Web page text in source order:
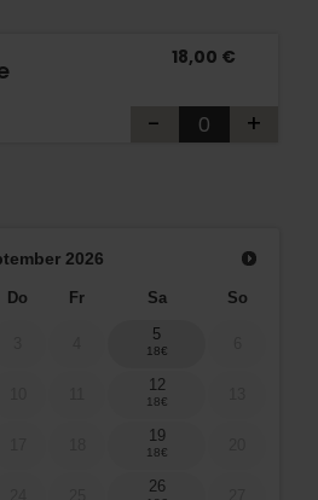
18,00 €
- +
2026
Do Fr Sa So
5
12
19
26